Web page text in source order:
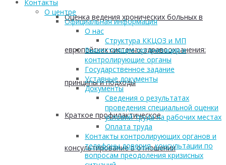
Оценка ведения хронических больных в
европейских системах здравоохранения:
принципы и подходы
Краткое профилактическое
консультирование в отношении
Контакты
О центре
Официальная информация
О нас
Структура ККЦОЗ и МП
Вышестоящие организации и
контролирующие органы
Государственное задание
Уставные документы
Документы
Сведения о результатах
проведения специальной оценки
условий труда на рабочих местах
Оплата труда
Контакты контролирующих органов и
телефоны доверия, консультации по
вопросам преодоления кризисных